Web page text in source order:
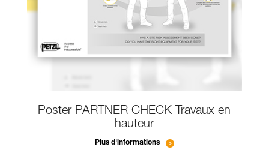
Poster PARTNER CHECK Travaux en
hauteur
Plus d'informations